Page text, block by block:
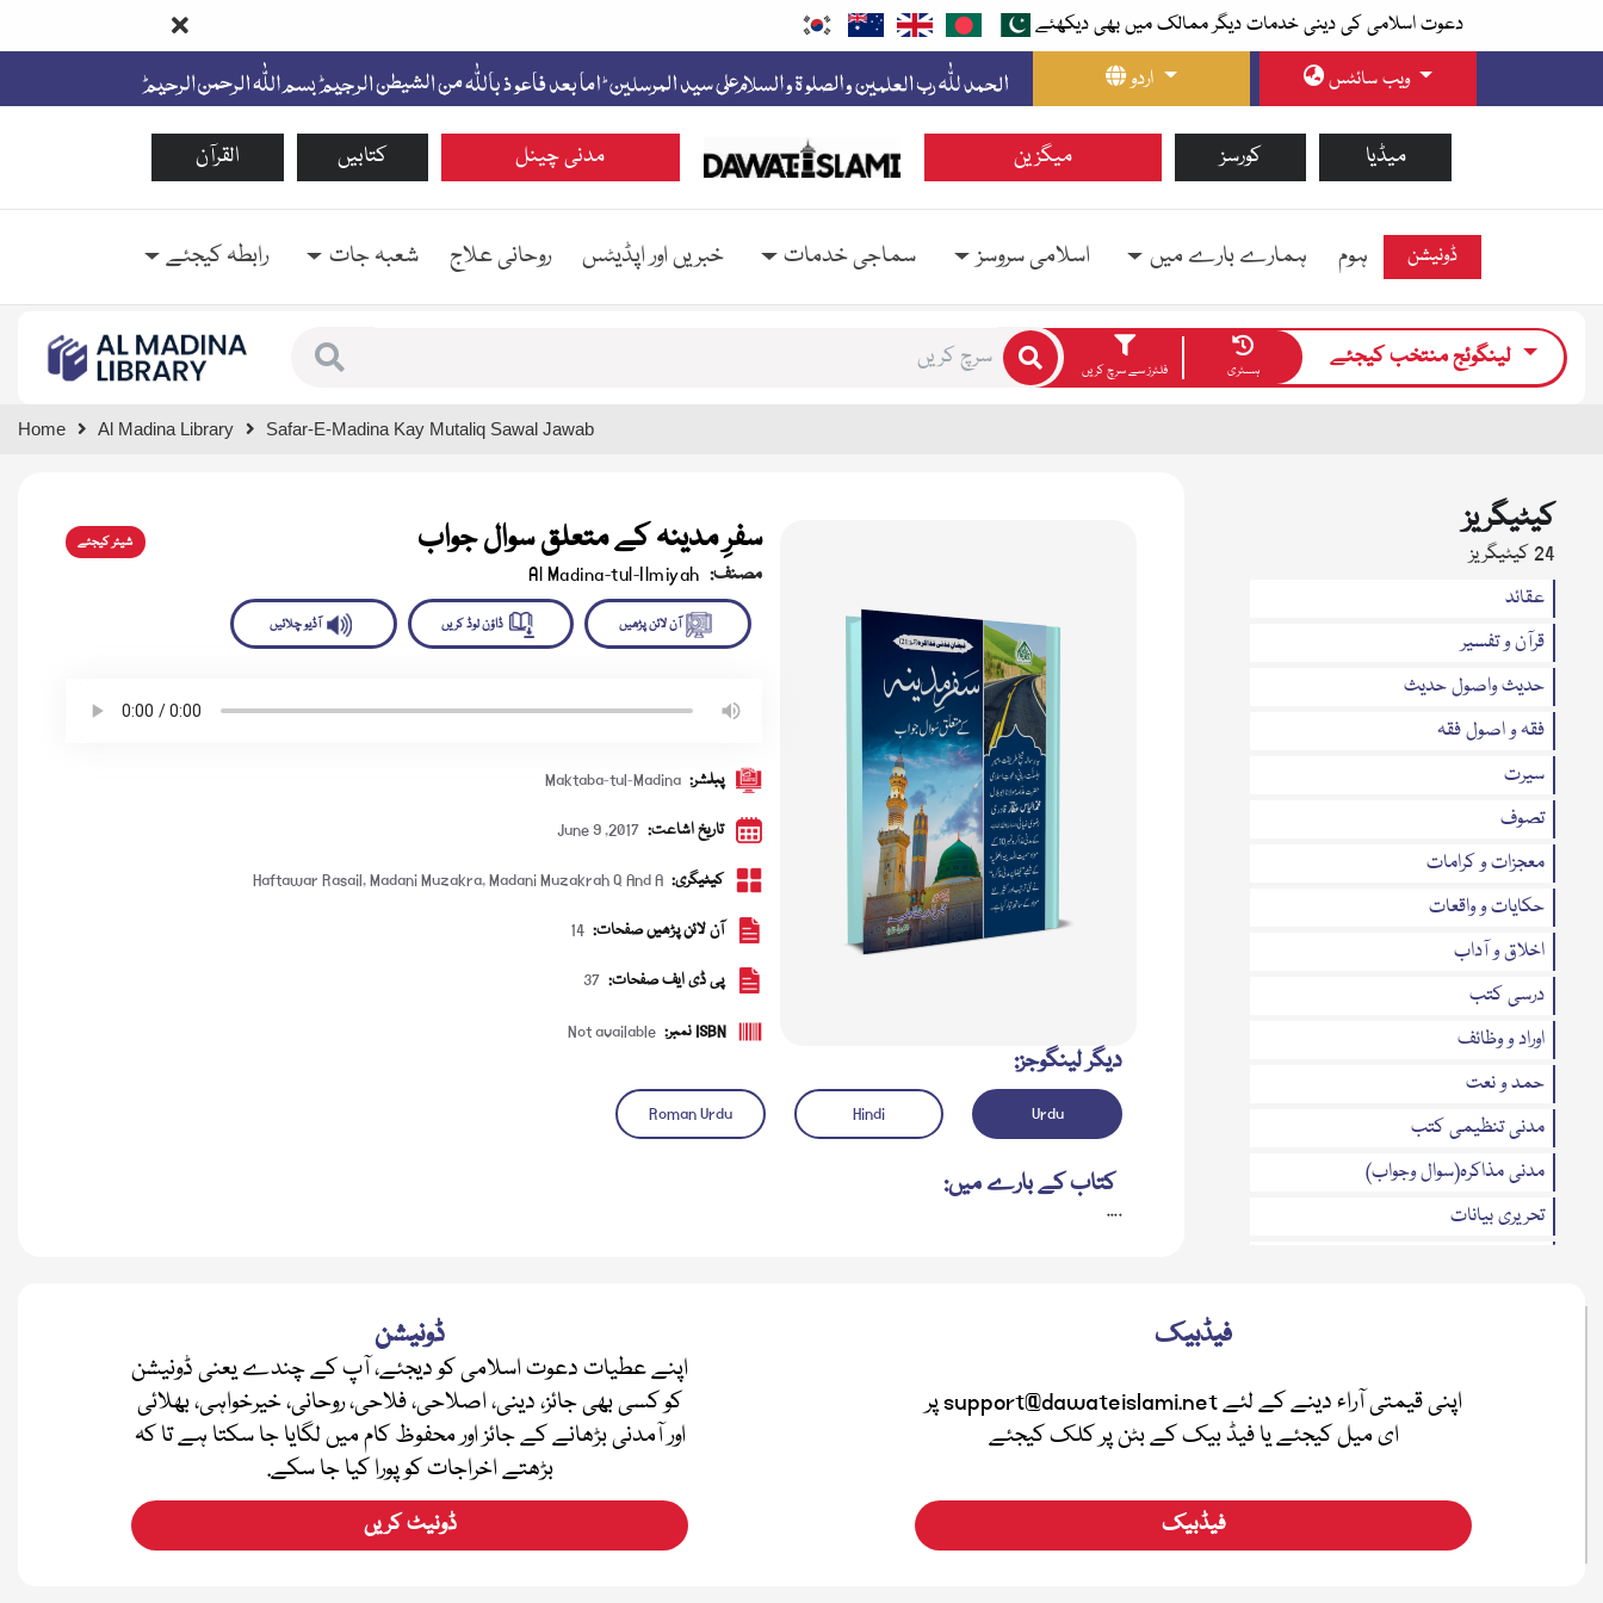
دعوت اسلامی کی دینی خدمات دیگر ممالک میں بھی دیکھئے
اردو
ویب سائٹس
القرآن کتابیں مدنی چینل میگزین کورسز میڈیا
ہوم ہمارے بارے میں اسلامی سروسز سماجی خدمات خبریں اور اپڈیٹس روحانی علاج شعبہ جات رابطہ کیجئے ڈونیشن
فلٹرز سے سرچ کریں ہسٹری لینگوئج منتخب کیجئے
Home Al Madina Library Safar-E-Madina Kay Mutaliq Sawal Jawab
کیٹیگریز
24 کیٹیگریز
عقائد
قرآن و تفسیر
حدیث واصول حدیث
فقہ و اصول فقہ
سیرت
تصوف
معجزات و کرامات
حکایات و واقعات
اخلاق و آداب
درسی کتب
اوراد و وظائف
حمد و نعت
مدنی تنظیمی کتب
مدنی مذاکرہ(سوال وجواب)
تحریری بیانات
نیکی کی دعوت
سفرِ مدینہ کے متعلق سوال جواب شیئر کیجئے
مصنف: Al Madina-tul-Ilmiyah
پبلشر: Maktaba-tul-Madina
تاریخ اشاعت: June 9 ,2017
کیٹیگری: Madani Muzakrah Q And A
,
Madani Muzakra
,
Haftawar Rasail
آن لائن پڑھیں صفحات: 14
پی ڈی ایف صفحات: 37
ISBN نمبر: Not available
دیگر لینگوجز:
Urdu
Hindi
Roman Urdu
کتاب کے بارے میں:
....
فیڈبیک
اپنی قیمتی آراء دینے کے لئے support@dawateislami.net پر
ای میل کیجئے یا فیڈ بیک کے بٹن پر کلک کیجئے
فیڈبیک
ڈونیشن
اپنے عطیات دعوت اسلامی کو دیجئے، آپ کے چندے یعنی ڈونیشن
کو کسی بھی جائز، دینی، اصلاحی، فلاحی، روحانی، خیرخواہی، بھلائی
اور آمدنی بڑھانے کے جائز اور محفوظ کام میں لگایا جا سکتا ہے تا کہ
بڑھتے اخراجات کو پورا کیا جا سکے.
ڈونیٹ کریں